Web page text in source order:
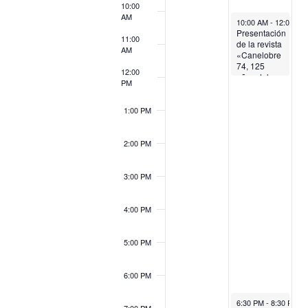
10:00
AM
11:00
AM
12:00
PM
1:00 PM
2:00 PM
3:00 PM
4:00 PM
5:00 PM
6:00 PM
July 11, 2023
10:00 AM- 12:00 PM
Presentación
de la revista
«Canelobre
74, 125
años del
July 11, 2023
6:30 PM-8:30 PM